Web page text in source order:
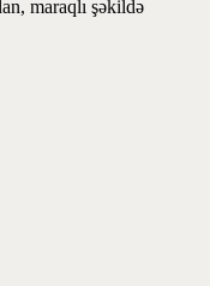
maraqlı şəkildə